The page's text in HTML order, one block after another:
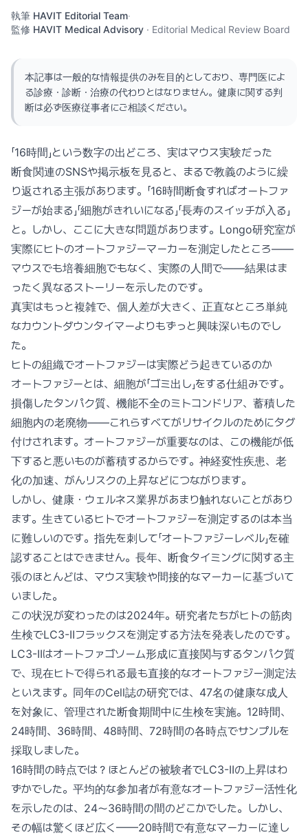
執筆 HAVIT Editorial Team·
監修 HAVIT Medical Advisory · Editorial Medical Review Board
本記事は一般的な情報提供のみを目的としており、専門医によ
る診療・診断・治療の代わりとはなりません。健康に関する判
断は必ず医療従事者にご相談ください。
「16時間」という数字の出どころ、実はマウス実験だった
断食関連のSNSや掲示板を見ると、まるで教義のように繰
り返される主張があります。「16時間断食すればオートファ
ジーが始まる」「細胞がきれいになる」「長寿のスイッチが入る」
と。しかし、ここに大きな問題があります。Longo研究室が
実際にヒトのオートファジーマーカーを測定したところ——
マウスでも培養細胞でもなく、実際の人間で——結果はま
ったく異なるストーリーを示したのです。
真実はもっと複雑で、個人差が大きく、正直なところ単純
なカウントダウンタイマーよりもずっと興味深いものでし
た。
ヒトの組織でオートファジーは実際どう起きているのか
オートファジーとは、細胞が「ゴミ出し」をする仕組みです。
損傷したタンパク質、機能不全のミトコンドリア、蓄積した
細胞内の老廃物——これらすべてがリサイクルのためにタグ
付けされます。オートファジーが重要なのは、この機能が低
下すると悪いものが蓄積するからです。神経変性疾患、老
化の加速、がんリスクの上昇などにつながります。
しかし、健康・ウェルネス業界があまり触れないことがあり
ます。生きているヒトでオートファジーを測定するのは本当
に難しいのです。指先を刺して「オートファジーレベル」を確
認することはできません。長年、断食タイミングに関する主
張のほとんどは、マウス実験や間接的なマーカーに基づいて
いました。
この状況が変わったのは2024年。研究者たちがヒトの筋肉
生検でLC3-IIフラックスを測定する方法を発表したのです。
LC3-IIはオートファゴソーム形成に直接関与するタンパク質
で、現在ヒトで得られる最も直接的なオートファジー測定法
といえます。同年のCell誌の研究では、47名の健康な成人
を対象に、管理された断食期間中に生検を実施。12時間、
24時間、36時間、48時間、72時間の各時点でサンプルを
採取しました。
16時間の時点では？ほとんどの被験者でLC3-IIの上昇はわ
ずかでした。平均的な参加者が有意なオートファジー活性化
を示したのは、24〜36時間の間のどこかでした。しかし、
その幅は驚くほど広く——20時間で有意なマーカーに達し